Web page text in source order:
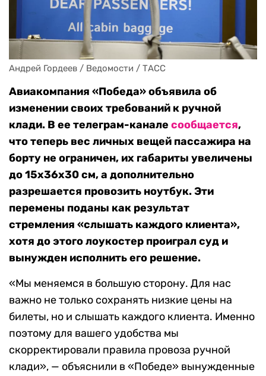
Андрей Гордеев / Ведомости / ТАСС
Авиакомпания «Победа» объявила об
изменении своих требований к ручной
клади. В ее телеграм-канале сообщается,
что теперь вес личных вещей пассажира на
борту не ограничен, их габариты увеличены
до 15х36х30 см, а дополнительно
разрешается провозить ноутбук. Эти
перемены поданы как результат
стремления «слышать каждого клиента»,
хотя до этого лоукостер проиграл суд и
вынужден исполнить его решение.
«Мы меняемся в большую сторону. Для нас
важно не только сохранять низкие цены на
билеты, но и слышать каждого клиента. Именно
поэтому для вашего удобства мы
скорректировали правила провоза ручной
клади», — объяснили в «Победе» вынужденные